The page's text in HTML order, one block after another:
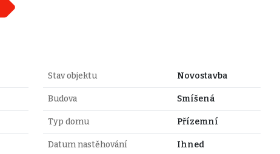
Stav objektu Novostavba
Budova Smíšená
Typ domu Přízemní
Datum nastěhování Ihned